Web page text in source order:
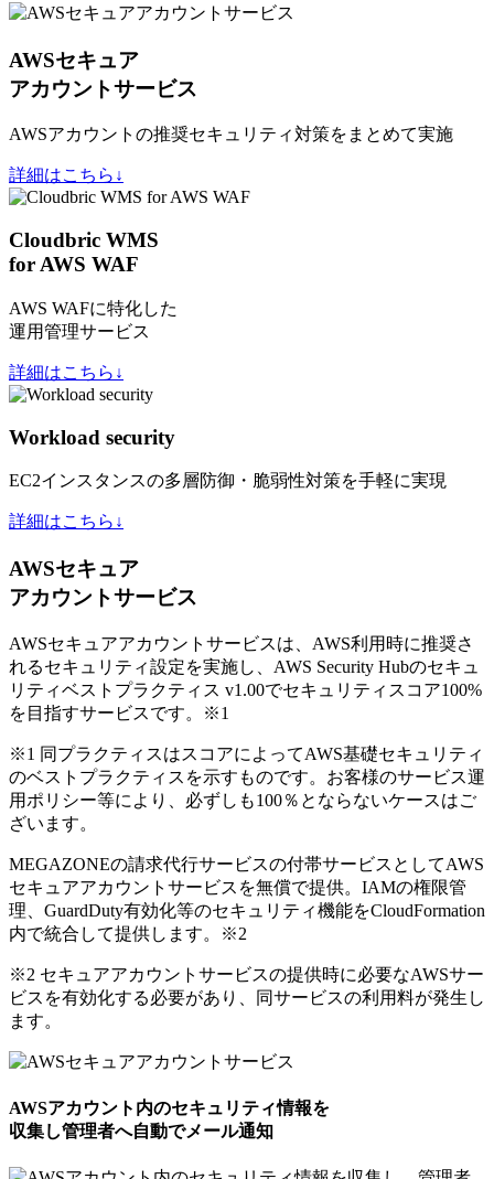
AWSセキュア
アカウントサービス
AWSアカウントの推奨セキュリティ対策をまとめて実施
詳細はこちら↓
Cloudbric WMS
for AWS WAF
AWS WAFに特化した
運用管理サービス
詳細はこちら↓
Workload security
EC2インスタンスの多層防御・脆弱性対策を手軽に実現
詳細はこちら↓
AWSセキュア
アカウントサービス
AWSセキュアアカウントサービスは、AWS利用時に推奨さ
れるセキュリティ設定を実施し、AWS Security Hubのセキュ
リティベストプラクティス v1.00でセキュリティスコア100%
を目指すサービスです。
※1
※1 同プラクティスはスコアによってAWS基礎セキュリティ
のベストプラクティスを示すものです。お客様のサービス運
用ポリシー等により、必ずしも100％とならないケースはご
ざいます。
MEGAZONEの請求代行サービスの付帯サービスとしてAWS
セキュアアカウントサービスを無償で提供。IAMの権限管
理、GuardDuty有効化等のセキュリティ機能をCloudFormation
内で統合して提供します。
※2
※2 セキュアアカウントサービスの提供時に必要なAWSサー
ビスを有効化する必要があり、同サービスの利用料が発生し
ます。
AWSアカウント内のセキュリティ情報を
収集し管理者へ自動でメール通知